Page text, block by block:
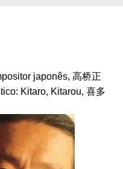
japonês, 高桥正
Kitaro, Kitarou, 喜多